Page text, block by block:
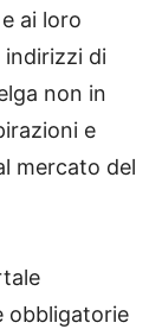
ai loro
indirizzi di
non in
e
mercato del
obbligatorie